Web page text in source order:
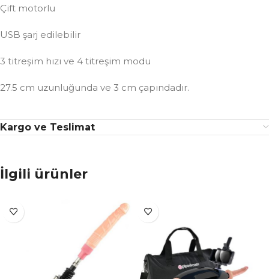
Çift motorlu
USB şarj edilebilir
3 titreşim hızı ve 4 titreşim modu
27.5 cm uzunluğunda ve 3 cm çapındadır.
Kargo ve Teslimat
İlgili ürünler